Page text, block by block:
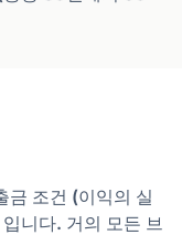
금 조건 (이익의 실
니다. 거의 모든 브